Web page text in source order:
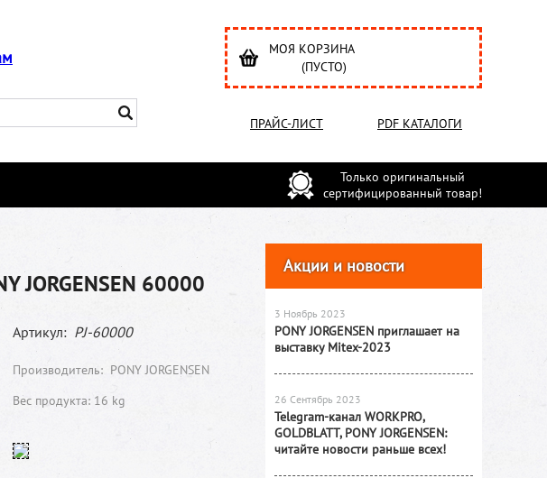
МОЯ КОРЗИНА
(ПУСТО)
ПРАЙС-ЛИСТ PDF КАТАЛОГИ
Только оригинальный
сертифицированный товар!
JORGENSEN 60000
Артикул: PJ-60000
Производитель: PONY JORGENSEN
Вес продукта: 16 kg
Акции и новости
3 Ноябрь 2023
PONY JORGENSEN приглашает на
выставку Mitex-2023
26 Сентябрь 2023
Telegram-канал WORKPRO,
GOLDBLATT, PONY JORGENSEN:
читайте новости раньше всех!